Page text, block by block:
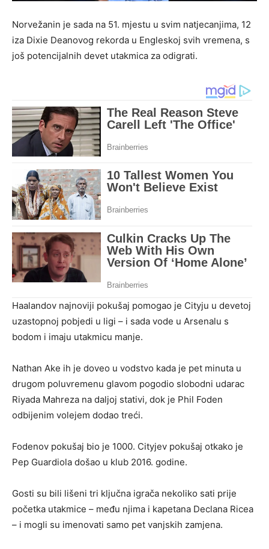
Norvežanin je sada na 51. mjestu u svim natjecanjima, 12
iza Dixie Deanovog rekorda u Engleskoj svih vremena, s
još potencijalnih devet utakmica za odigrati.
Haalandov najnoviji pokušaj pomogao je Cityju u devetoj
uzastopnoj pobjedi u ligi – i sada vode u Arsenalu s
bodom i imaju utakmicu manje.
Nathan Ake ih je doveo u vodstvo kada je pet minuta u
drugom poluvremenu glavom pogodio slobodni udarac
Riyada Mahreza na daljoj stativi, dok je Phil Foden
odbijenim volejem dodao treći.
Fodenov pokušaj bio je 1000. Cityjev pokušaj otkako je
Pep Guardiola došao u klub 2016. godine.
Gosti su bili lišeni tri ključna igrača nekoliko sati prije
početka utakmice – među njima i kapetana Declana Ricea
– i mogli su imenovati samo pet vanjskih zamjena.